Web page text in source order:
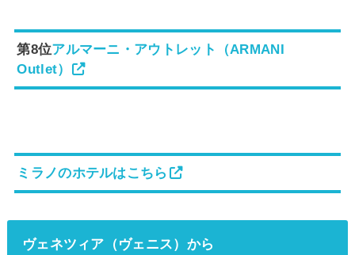
第8位アルマーニ・アウトレット（ARMANI
Outlet）
ミラノのホテルはこちら
ヴェネツィア（ヴェニス）から